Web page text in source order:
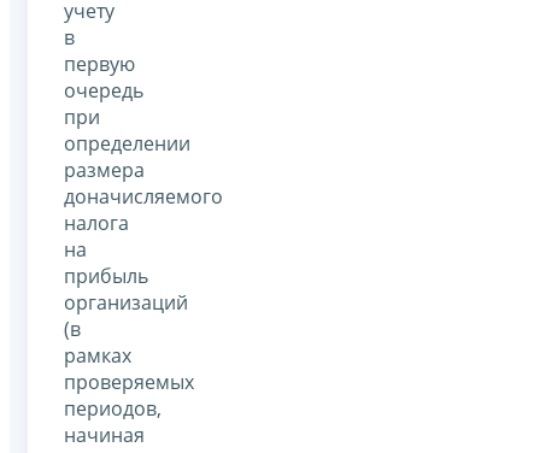
учету
в
первую
очередь
при
определении
размера
доначисляемого
налога
на
прибыль
организаций
(в
рамках
проверяемых
периодов,
начиная